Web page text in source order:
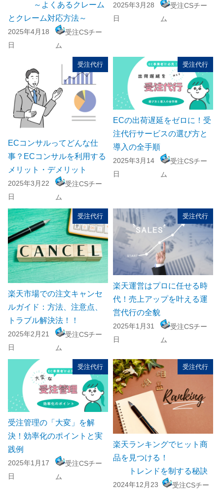
～よくあるクレーム
とクレーム対応方法～
2025年4月18
日
受注CSチー
ム
2025年3月28
日
受注CSチー
ム
受注代行
ECコンサルってどんな仕
事？ECコンサルを利用する
メリット・デメリット
2025年3月22
日
受注CSチー
ム
受注代行
ECの出荷遅延をゼロに！受
注代行サービスの選び方と
導入の全手順
2025年3月14
日
受注CSチー
ム
受注代行
楽天市場での注文キャンセ
ルガイド：方法、注意点、
トラブル解決法！！
2025年2月21
日
受注CSチー
ム
受注代行
楽天運営はプロに任せる時
代！売上アップを叶える運
営代行の全貌
2025年1月31
日
受注CSチー
ム
受注代行
受注管理の「大変」を解
決！効率化のポイントと実
践例
2025年1月17
日
受注CSチー
ム
受注代行
楽天ランキングでヒット商
品を見つける！
トレンドを制する秘訣
2024年12月23
受注CSチー